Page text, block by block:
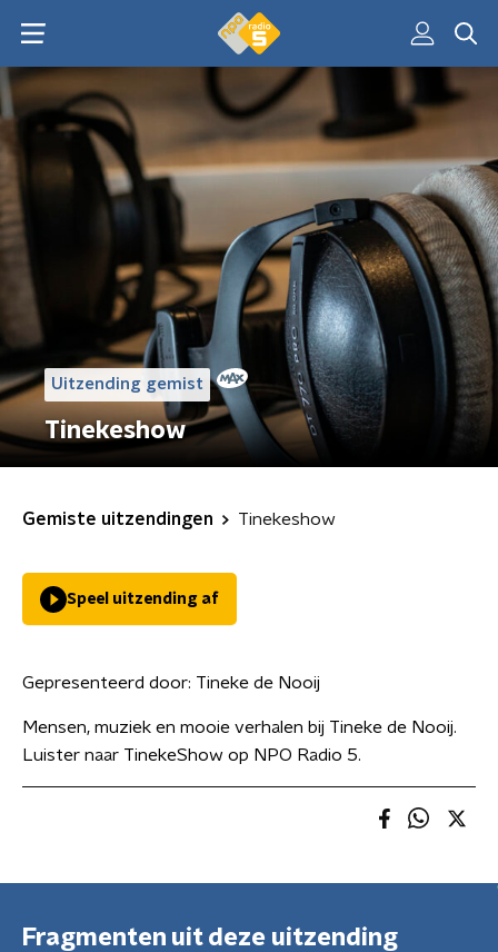
Uitzending gemist
Tinekeshow
Gemiste uitzendingen Tinekeshow
Speel uitzending af
Gepresenteerd door: Tineke de Nooij
Mensen, muziek en mooie verhalen bij Tineke de Nooij.
Luister naar TinekeShow op NPO Radio 5.
Fragmenten uit deze uitzending